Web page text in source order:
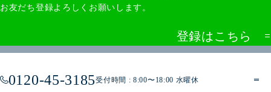
0120-45-3185受付時間 : 8:00〜18:00 水曜休
お友だち登録よろしくお願いします。
登録はこちら